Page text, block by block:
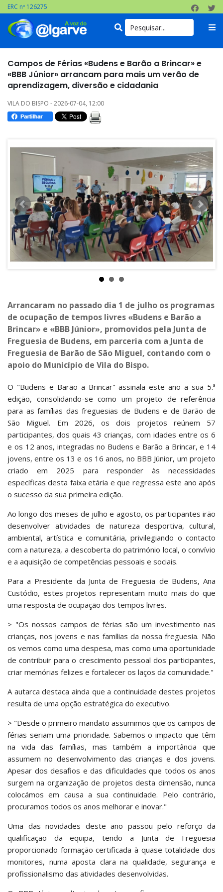
ERC nº 126275
Campos de Férias «Budens e Barão a Brincar» e
«BBB Júnior» arrancam para mais um verão de
aprendizagem, diversão e cidadania
VILA DO BISPO - 2026-07-04, 12:00
Arrancaram no passado dia 1 de julho os programas
de ocupação de tempos livres «Budens e Barão a
Brincar» e «BBB Júnior», promovidos pela Junta de
Freguesia de Budens, em parceria com a Junta de
Freguesia de Barão de São Miguel, contando com o
apoio do Município de Vila do Bispo.
O "Budens e Barão a Brincar" assinala este ano a sua 5.ª
edição, consolidando-se como um projeto de referência
para as famílias das freguesias de Budens e de Barão de
São Miguel. Em 2026, os dois projetos reúnem 57
participantes, dos quais 43 crianças, com idades entre os 6
e os 12 anos, integradas no Budens e Barão a Brincar, e 14
jovens, entre os 13 e os 16 anos, no BBB Júnior, um projeto
criado em 2025 para responder às necessidades
específicas desta faixa etária e que regressa este ano após
o sucesso da sua primeira edição.
Ao longo dos meses de julho e agosto, os participantes irão
desenvolver atividades de natureza desportiva, cultural,
ambiental, artística e comunitária, privilegiando o contacto
com a natureza, a descoberta do património local, o convívio
e a aquisição de competências pessoais e sociais.
Para a Presidente da Junta de Freguesia de Budens, Ana
Custódio, estes projetos representam muito mais do que
uma resposta de ocupação dos tempos livres.
> "Os nossos campos de férias são um investimento nas
crianças, nos jovens e nas famílias da nossa freguesia. Não
os vemos como uma despesa, mas como uma oportunidade
de contribuir para o crescimento pessoal dos participantes,
criar memórias felizes e fortalecer os laços da comunidade."
A autarca destaca ainda que a continuidade destes projetos
resulta de uma opção estratégica do executivo.
> "Desde o primeiro mandato assumimos que os campos de
férias seriam uma prioridade. Sabemos o impacto que têm
na vida das famílias, mas também a importância que
assumem no desenvolvimento das crianças e dos jovens.
Apesar dos desafios e das dificuldades que todos os anos
surgem na organização de projetos desta dimensão, nunca
colocámos em causa a sua continuidade. Pelo contrário,
procuramos todos os anos melhorar e inovar."
Uma das novidades deste ano passou pelo reforço da
qualificação da equipa, tendo a Junta de Freguesia
proporcionado formação certificada à quase totalidade dos
monitores, numa aposta clara na qualidade, segurança e
profissionalismo das atividades desenvolvidas.